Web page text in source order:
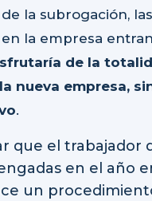
la subrogación,
la empresa
de la
nueva empresa,
.
que el trabajador
en el año
un